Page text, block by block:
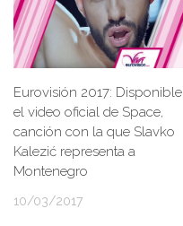
Eurovisión 2017: Disponible
el video oficial de Space,
canción con la que Slavko
Kalezić representa a
Montenegro
10/03/2017